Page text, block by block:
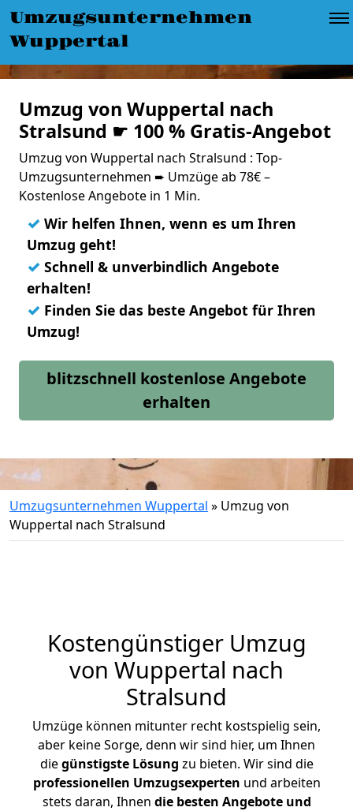
Umzugsunternehmen
Wuppertal
Umzug von Wuppertal nach
Stralsund ☛ 100 % Gratis-Angebot
Umzug von Wuppertal nach Stralsund : Top-
Umzugsunternehmen ➨ Umzüge ab 78€ –
Kostenlose Angebote in 1 Min.
✓ Wir helfen Ihnen, wenn es um Ihren
Umzug geht!
✓ Schnell & unverbindlich Angebote
erhalten!
✓ Finden Sie das beste Angebot für Ihren
Umzug!
blitzschnell kostenlose Angebote
erhalten
Umzugsunternehmen Wuppertal » Umzug von
Wuppertal nach Stralsund
Kostengünstiger Umzug
von Wuppertal nach
Stralsund
Umzüge können mitunter recht kostspielig sein,
aber keine Sorge, denn wir sind hier, um Ihnen
diegünstigste Lösung zu bieten. Wir sind die
professionellen Umzugsexperten und arbeiten
stets daran, Ihnen die besten Angebote und